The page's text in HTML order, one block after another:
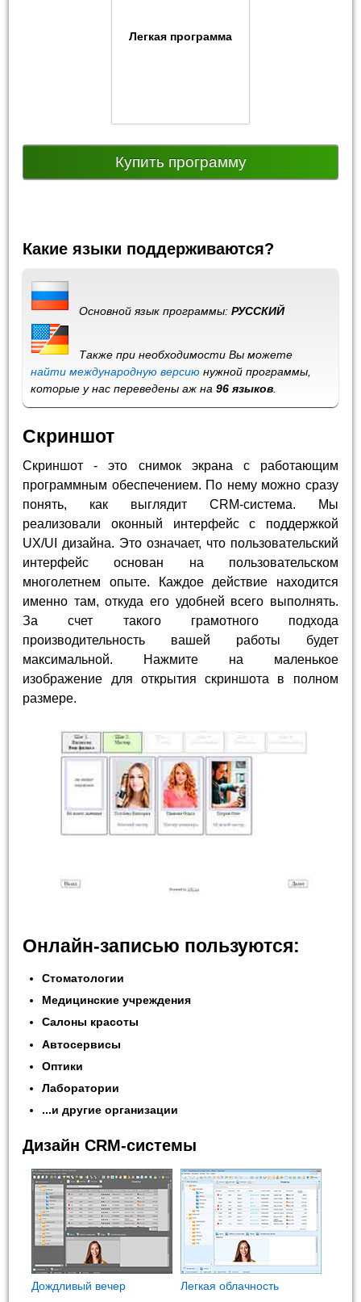
Легкая программа
Купить программу
Какие языки поддерживаются?
Основной язык программы:РУССКИЙ
Также при необходимости Вы можете
найти международную версию нужной программы,
которые у нас переведены аж на96 языков
Скриншот
Скриншот - это снимок экрана с работающим
программным обеспечением. По нему можно сразу
понять, как выглядит CRM-система. Мы
реализовали оконный интерфейс с поддержкой
UX/UI дизайна. Это означает, что пользовательский
интерфейс основан на пользовательском
многолетнем опыте. Каждое действие находится
именно там, откуда его удобней всего выполнять.
За счет такого грамотного подхода
производительность вашей работы будет
максимальной. Нажмите на маленькое
изображение для открытия скриншота в полном
размере.
Онлайн-записью пользуются:
Стоматологии
Медицинские учреждения
Салоны красоты
Автосервисы
Оптики
Лаборатории
...и другие организации
Дизайн CRM-системы
Дождливый вечер Легкая облачность